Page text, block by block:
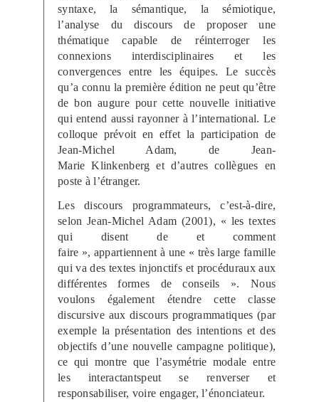
syntaxe, la sémantique, la sémiotique,
l’analyse du discours de proposer une
thématique capable de réinterroger les
connexions interdisciplinaires et les
convergences entre les équipes. Le succès
qu’a connu la première édition ne peut qu’être
de bon augure pour cette nouvelle initiative
qui entend aussi rayonner à l’international. Le
colloque prévoit en effet la participation de
Jean-Michel Adam, de Jean-
MarieKlinkenberg et d’autres collègues en
poste à l’étranger.
Les discours programmateurs, c’est-à-dire,
selon Jean-Michel Adam (2001), « les textes
qui disent de et comment
faire », appartiennent à une « très large famille
qui va des textes injonctifs et procéduraux aux
différentes formes de conseils ». Nous
voulons également étendre cette classe
discursive aux discours programmatiques (par
exemple la présentation des intentions et des
objectifs d’une nouvelle campagne politique),
ce qui montre que l’asymétrie modale entre
les interactantspeut se renverser et
responsabiliser, voire engager, l’énonciateur.